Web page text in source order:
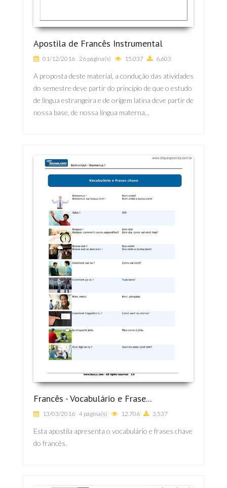
Apostila de Francês Instrumental
01/12/2016 26 página(s) 15.037 6.603
A proposta deste material, a condução das atividades
do semestre deve partir do princípio de que o estudo
de língua estrangeira e de origem latina deve partir de
nossa base, de nossa língua materna...
Francês - Vocabulário e Frase...
13/03/2016 4 página(s) 12.706 3.537
Esta apostila apresenta o vocabulário e frases chave
do francês.